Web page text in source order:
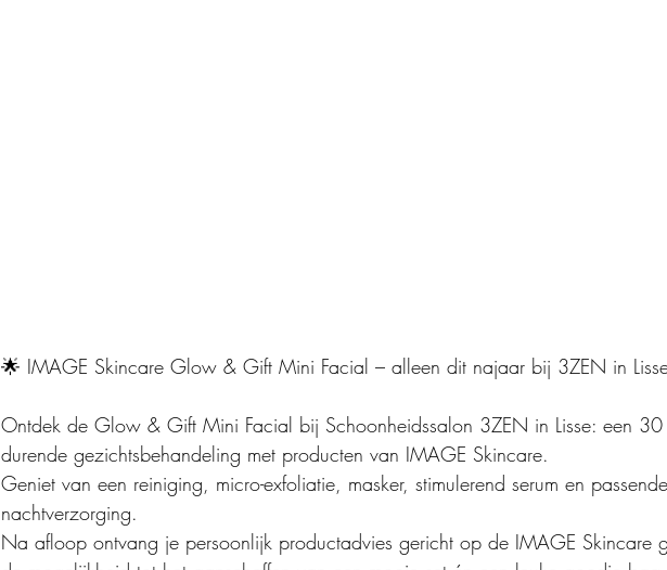
🌟 IMAGE Skincare Glow & Gift Mini Facial – alleen dit najaar bij 3ZEN in
Ontdek de Glow & Gift Mini Facial bij Schoonheidssalon 3ZEN in Lisse: een
durende gezichtsbehandeling met producten van IMAGE Skincare.
Geniet van een reiniging, micro-exfoliatie, masker, stimulerend serum en
nachtverzorging.
Na afloop ontvang je persoonlijk productadvies gericht op de IMAGE Skincare